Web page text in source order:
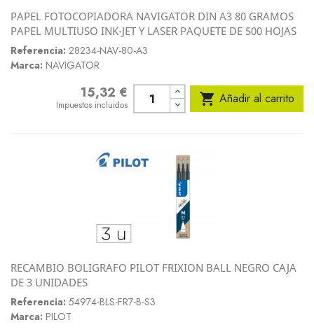
PAPEL FOTOCOPIADORA NAVIGATOR DIN A3 80 GRAMOS
PAPEL MULTIUSO INK-JET Y LASER PAQUETE DE 500 HOJAS
Referencia: 28234-NAV-80-A3
Marca: NAVIGATOR
Precio15,32 €
Impuestos incluidos  Añadir al carrito
RECAMBIO BOLIGRAFO PILOT FRIXION BALL NEGRO CAJA
DE 3 UNIDADES
Referencia: 54974-BLS-FR7-B-S3
Marca: PILOT